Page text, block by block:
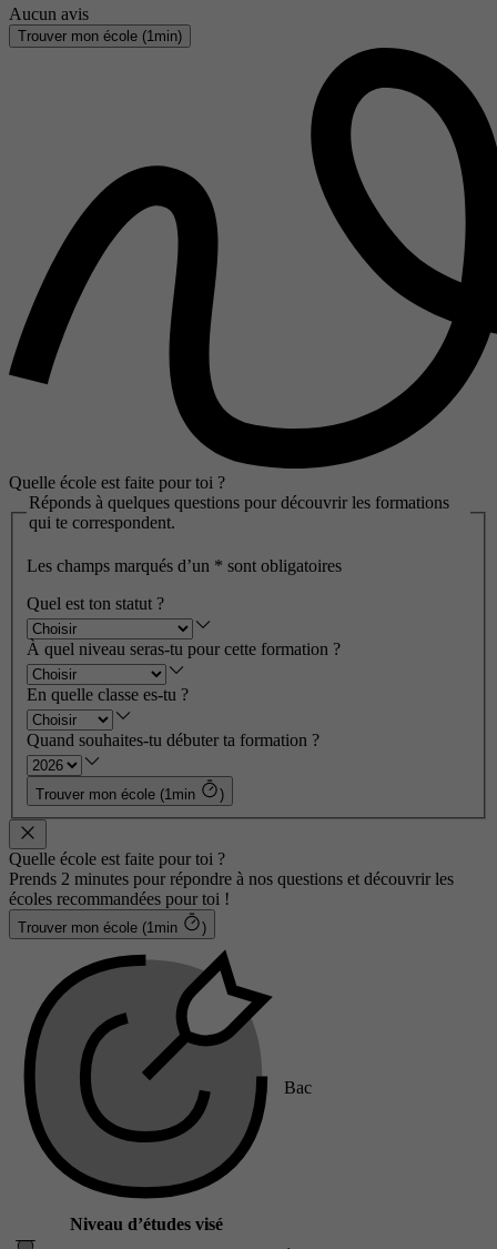
Aucun avis
Trouver mon école (1min)
Quelle école est faite pour toi ?
Réponds à quelques questions pour découvrir les formations
qui te correspondent.
Les champs marqués d’un * sont obligatoires
Quel est ton statut ?
À quel niveau seras-tu pour cette formation ?
En quelle classe es-tu ?
Quand souhaites-tu débuter ta formation ?
Trouver mon école (1min )
Quelle école est faite pour toi ?
Prends 2 minutes pour répondre à nos questions et découvrir les
écoles recommandées pour toi !
Trouver mon école (1min )
Niveau d’études visé
Bac